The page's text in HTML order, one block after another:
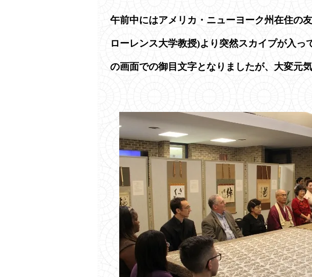
午前中にはアメリカ・ニューヨーク州在住の
ローレンス大学教授)より突然スカイプが入っ
の画面での御目文字となりましたが、大変元